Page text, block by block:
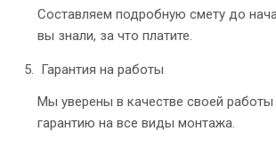
Составляем подробную смету до
вы знали, за что платите.
Гарантия на работы
Мы уверены в качестве своей
гарантию на все виды монтажа.